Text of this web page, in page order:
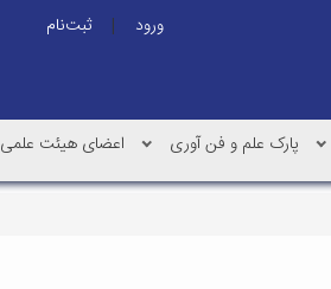
ورود |
ثبت‌نام
پارک علم و فن آوری اعضای هیئت علمی